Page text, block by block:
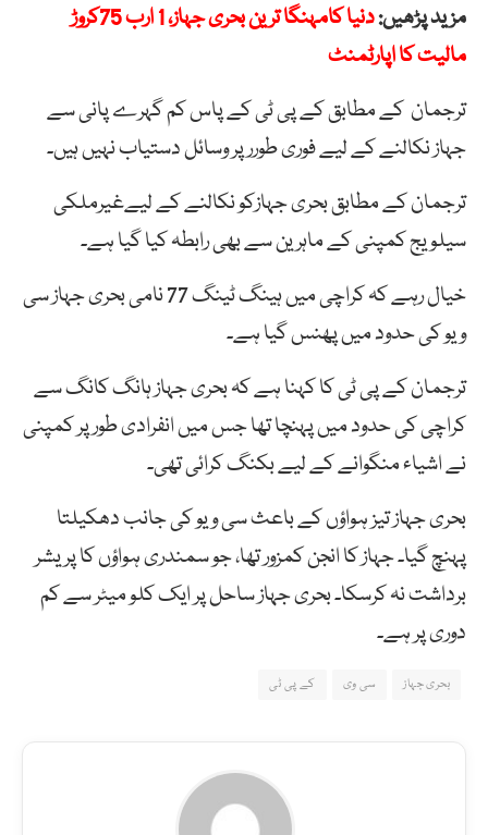
مزید پڑھیں:
دنیا کامہنگا ترین بحری جہاز، 1 ارب 75کروڑ
مالیت کا اپارٹمنٹ
ترجمان کے مطابق کے پی ٹی کے پاس کم گہرے پانی سے
جہاز نکالنے کے لیے فوری طوررپر وسائل دستیاب نہیں ہیں۔
ترجمان کے مطابق بحری جہازکو نکالنے کے لیےغیرملکی
سیلویج کمپنی کے ماہرین سے بھی رابطہ کیا گیا ہے۔
خیال رہے کہ کراچی میں ہینگ ٹینگ 77 نامی بحری جہاز سی
ویو کی حدود میں پھنس گیا ہے۔
ترجمان کے پی ٹی کا کہنا ہے کہ بحری جہاز ہانگ کانگ سے
کراچی کی حدود میں پہنچا تھا جس میں انفرادی طور پر کمپنی
نے اشیاء منگوانے کے لیے بکنگ کرائی تھی۔
بحری جہاز تیز ہواؤں کے باعث سی ویو کی جانب دھکیلتا
پہنچ گیا۔ جہاز کا انجن کمزور تھا، جو سمندری ہواؤں کا پریشر
برداشت نہ کرسکا۔ بحری جہاز ساحل پر ایک کلو میٹر سے کم
دوری پر ہے۔
بحری جہاز سی وی کے پی ٹی